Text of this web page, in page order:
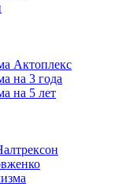
Актоплекс
на 3 года
на 5 лет